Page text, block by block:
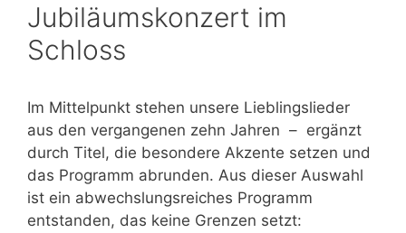
Jubiläumskonzert im
Schloss
Im Mittelpunkt stehen unsere Lieblingslieder
aus den vergangenen zehn Jahren – ergänzt
durch Titel, die besondere Akzente setzen und
das Programm abrunden. Aus dieser Auswahl
ist ein abwechslungsreiches Programm
entstanden, das keine Grenzen setzt: